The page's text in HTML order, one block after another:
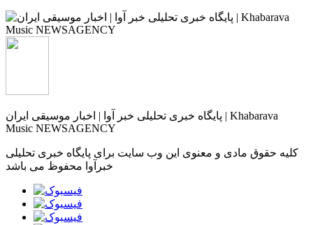
پایگاه خبری تحلیلی خبر آوا | اخبار موسیقی ایران | Khabarava
Music NEWSAGENCY
کلیه حقوق مادی و معنوی این وب سایت برای پایگاه خبری تحلیلی
خبرآوا محفوظ می باشد